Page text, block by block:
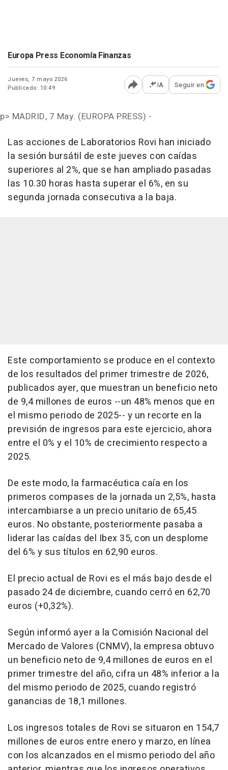
Europa Press Economía Finanzas
Jueves, 7 mayo 2026
Publicado: 10:49
Abrir opciones para
IA Seguir en
p> MADRID, 7 May. (EUROPA PRESS) -
Las acciones de Laboratorios Rovi han iniciado
la sesión bursátil de este jueves con caídas
superiores al 2%, que se han ampliado pasadas
las 10.30 horas hasta superar el 6%, en su
segunda jornada consecutiva a la baja.
Este comportamiento se produce en el contexto
de los resultados del primer trimestre de 2026,
publicados ayer, que muestran un beneficio neto
de 9,4 millones de euros --un 48% menos que en
el mismo periodo de 2025-- y un recorte en la
previsión de ingresos para este ejercicio, ahora
entre el 0% y el 10% de crecimiento respecto a
2025.
De este modo, la farmacéutica caía en los
primeros compases de la jornada un 2,5%, hasta
intercambiarse a un precio unitario de 65,45
euros. No obstante, posteriormente pasaba a
liderar las caídas del Ibex 35, con un desplome
del 6% y sus títulos en 62,90 euros.
El precio actual de Rovi es el más bajo desde el
pasado 24 de diciembre, cuando cerró en 62,70
euros (+0,32%).
Según informó ayer a la Comisión Nacional del
Mercado de Valores (CNMV), la empresa obtuvo
un beneficio neto de 9,4 millones de euros en el
primer trimestre del año, cifra un 48% inferior a la
del mismo periodo de 2025, cuando registró
ganancias de 18,1 millones.
Los ingresos totales de Rovi se situaron en 154,7
millones de euros entre enero y marzo, en línea
con los alcanzados en el mismo periodo del año